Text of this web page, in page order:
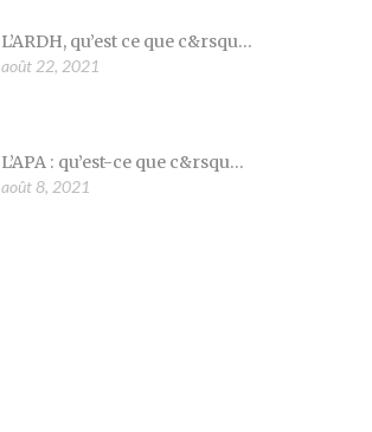
L’ARDH, qu’est ce que c&rsqu...
août 22, 2021
L’APA : qu’est-ce que c&rsqu...
août 8, 2021